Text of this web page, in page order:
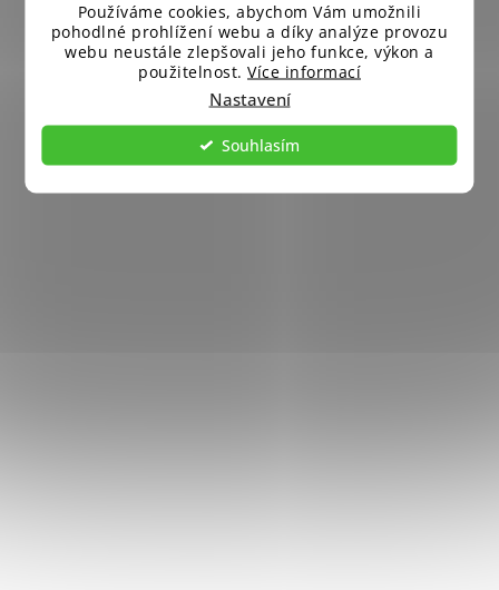
Používáme cookies, abychom Vám umožnili
pohodlné prohlížení webu a díky analýze provozu
webu neustále zlepšovali jeho funkce, výkon a
použitelnost. Více informací
Nastavení
Souhlasím